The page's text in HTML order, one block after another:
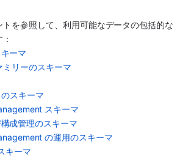
トを参照して、利用可能なデータの包括的な
ーマ
リーのスキーマ
スキーマ
スキーマ
成管理のスキーマ
の運用のスキーマ
キーマ